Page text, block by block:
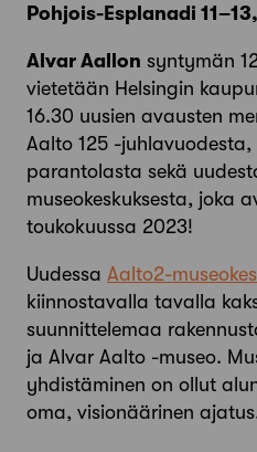
Pohjois-Esplanadi
Alvar Aallon syntymän
vietetään Helsingin
16.30 uusien avausten
Aalto 125 -
parantolasta sekä
museokeskuksesta, joka
toukokuussa 2023!
Uudessa Aalto2-
kiinnostavalla tavalla
suunnittelemaa
ja Alvar Aalto -museo.
yhdistäminen on ollut
oma, visionäärinen